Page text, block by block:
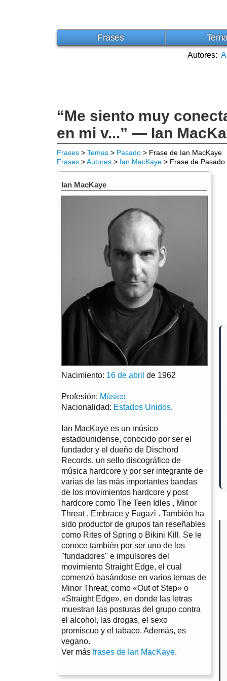
Frases
Autores: A
“Me siento muy
en mi v...” — Ian
Frases > Temas > Pasado > Frase de Ian MacKaye
Frases >Autores > Ian MacKaye > Frase de Pasado
Ian MacKaye
Nacimiento: 16 de abril de 1962
Profesión: Músico
Nacionalidad: Estados Unidos.
Ian MacKaye es un músico
estadounidense, conocido por ser el
fundador y el dueño de Dischord
Records, un sello discográfico de
música hardcore y por ser integrante de
varias de las más importantes bandas
de los movimientos hardcore y post
hardcore como The Teen Idles , Minor
Threat , Embrace y Fugazi . También ha
sido productor de grupos tan reseñables
como Rites of Spring o Bikini Kill. Se le
conoce también por ser uno de los
"fundadores" e impulsores del
movimiento Straight Edge, el cual
comenzó basándose en varios temas de
Minor Threat, como «Out of Step» o
«Straight Edge», en donde las letras
muestran las posturas del grupo contra
el alcohol, las drogas, el sexo
promiscuo y el tabaco. Además, es
vegano.
Ver más frases de Ian MacKaye.